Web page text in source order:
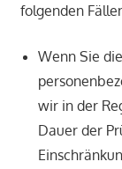
folgenden
Wenn Sie
wir in der
Dauer der